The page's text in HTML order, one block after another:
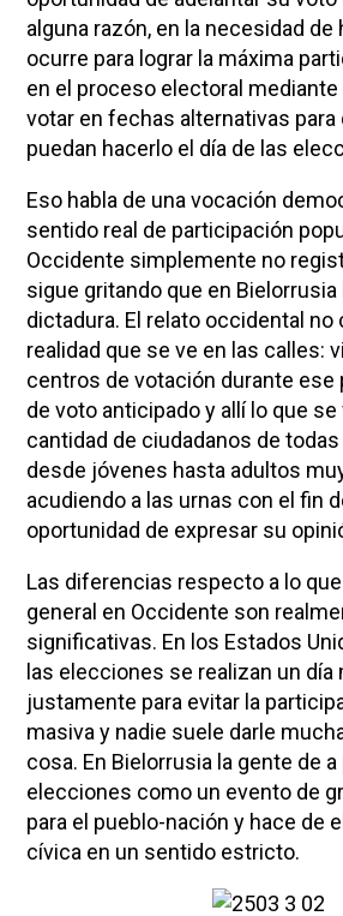
alguna razón, en la necesidad de
ocurre para lograr la máxima
en el proceso electoral mediante
votar en fechas alternativas para
puedan hacerlo el día de las
Eso habla de una vocación
sentido real de participación
Occidente simplemente no
sigue gritando que en Bielorrusia
dictadura. El relato occidental no
realidad que se ve en las calles:
centros de votación durante ese
de voto anticipado y allí lo que se
cantidad de ciudadanos de
desde jóvenes hasta adultos
acudiendo a las urnas con el fin
oportunidad de expresar su
Las diferencias respecto a lo
general en Occidente son
significativas. En los Estados
las elecciones se realizan un día
justamente para evitar la
masiva y nadie suele darle
cosa. En Bielorrusia la gente de
elecciones como un evento de
para el pueblo-nación y hace de
cívica en un sentido estricto.